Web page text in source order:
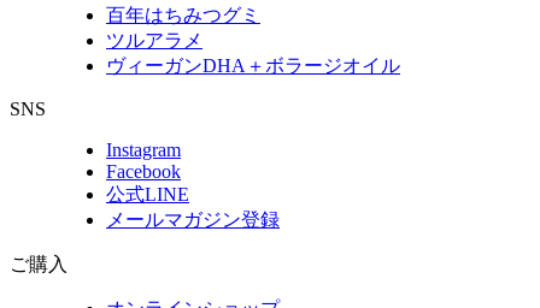
百年はちみつグミ
ツルアラメ
ヴィーガンDHA＋ボラージオイル
SNS
Instagram
Facebook
公式LINE
メールマガジン登録
ご購入